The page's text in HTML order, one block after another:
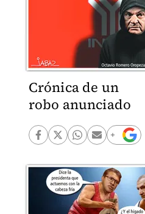
Crónica de un
robo anunciado